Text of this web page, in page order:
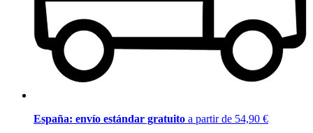
España: envío estándar gratuito a partir de 54,90 €